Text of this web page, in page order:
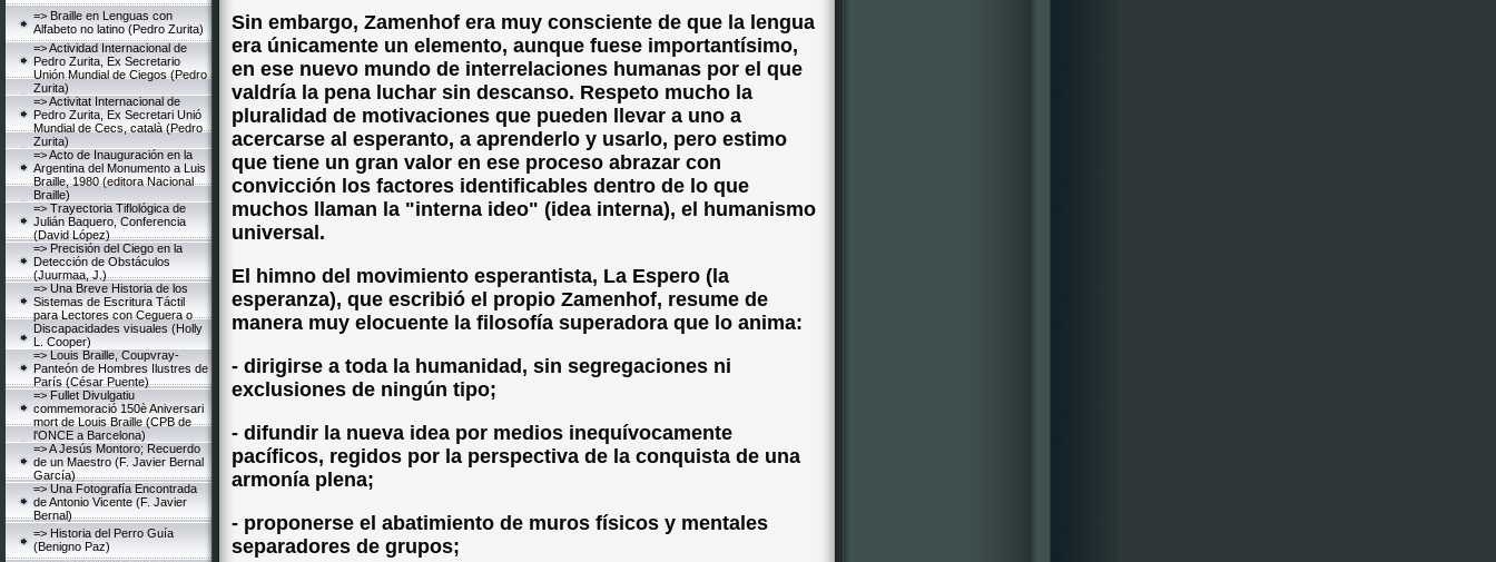
=> Braille en Lenguas con
Alfabeto no latino (Pedro Zurita)
=> Actividad Internacional de
Pedro Zurita, Ex Secretario
Unión Mundial de Ciegos (Pedro
Zurita)
=> Activitat Internacional de
Pedro Zurita, Ex Secretari Unió
Mundial de Cecs, català (Pedro
Zurita)
=> Acto de Inauguración en la
Argentina del Monumento a Luis
Braille, 1980 (editora Nacional
Braille)
=> Trayectoria Tiflológica de
Julián Baquero, Conferencia
(David López)
=> Precisión del Ciego en la
Detección de Obstáculos
(Juurmaa, J.)
=> Una Breve Historia de los
Sistemas de Escritura Táctil
para Lectores con Ceguera o
Discapacidades visuales (Holly
L. Cooper)
=> Louis Braille, Coupvray-
Panteón de Hombres Ilustres de
París (César Puente)
=> Fullet Divulgatiu
commemoració 150è Aniversari
mort de Louis Braille (CPB de
l'ONCE a Barcelona)
=> A Jesús Montoro; Recuerdo
de un Maestro (F. Javier Bernal
García)
=> Una Fotografía Encontrada
de Antonio Vicente (F. Javier
Bernal)
=> Historia del Perro Guía
(Benigno Paz)
Sin embargo, Zamenhof era muy consciente de que la lengua
era únicamente un elemento, aunque fuese importantísimo,
en ese nuevo mundo de interrelaciones humanas por el que
valdría la pena luchar sin descanso. Respeto mucho la
pluralidad de motivaciones que pueden llevar a uno a
acercarse al esperanto, a aprenderlo y usarlo, pero estimo
que tiene un gran valor en ese proceso abrazar con
convicción los factores identificables dentro de lo que
muchos llaman la "interna ideo" (idea interna), el humanismo
universal.
El himno del movimiento esperantista, La Espero (la
esperanza), que escribió el propio Zamenhof, resume de
manera muy elocuente la filosofía superadora que lo anima:
- dirigirse a toda la humanidad, sin segregaciones ni
exclusiones de ningún tipo;
- difundir la nueva idea por medios inequívocamente
pacíficos, regidos por la perspectiva de la conquista de una
armonía plena;
- proponerse el abatimiento de muros físicos y mentales
separadores de grupos;